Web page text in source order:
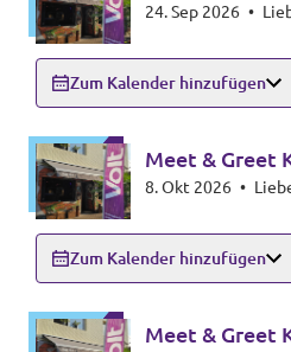
Datenschutz
Impressum
24. Sep 2026 •
Zum Kalender hinzufügen
Meet & Greet
8. Okt 2026 •
Zum Kalender hinzufügen
Meet & Greet